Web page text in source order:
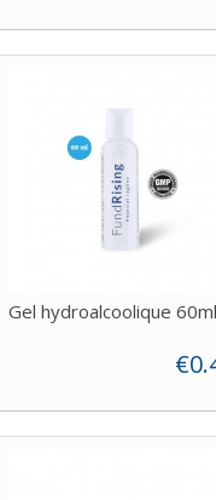
Gel hydroalcoolique 60ml